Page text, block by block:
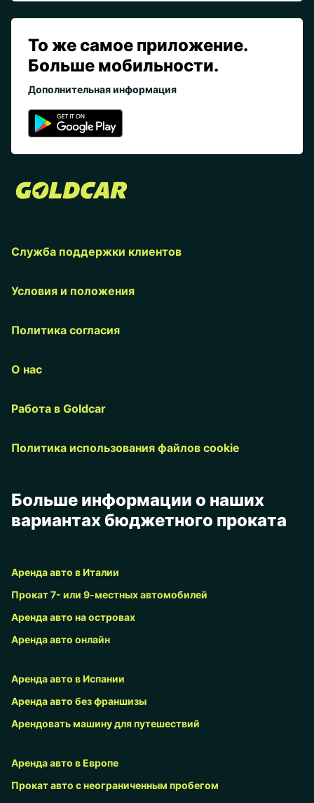
То же самое приложение.
Больше мобильности.
Дополнительная информация
Служба поддержки клиентов
Условия и положения
Политика согласия
О нас
Работа в Goldcar
Политика использования файлов cookie
Больше информации о наших
вариантах бюджетного проката
Аренда авто в Италии
Прокат 7- или 9-местных автомобилей
Аренда авто на островах
Аренда авто онлайн
Аренда авто в Испании
Аренда авто без франшизы
Арендовать машину для путешествий
Аренда авто в Европе
Прокат авто с неограниченным пробегом